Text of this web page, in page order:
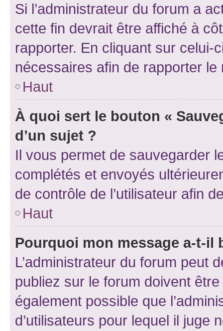
Si l’administrateur du forum a
cette fin devrait être affiché à
rapporter. En cliquant sur
nécessaires afin de rapporter le
Haut
À quoi sert le bouton «
d’un sujet ?
Il vous permet de sauvegarder
complétés et envoyés
de contrôle de l’utilisateur afin
Haut
Pourquoi mon message a-t-il
L’administrateur du forum peut
publiez sur le forum doivent
également possible que
d’utilisateurs pour lequel il juge